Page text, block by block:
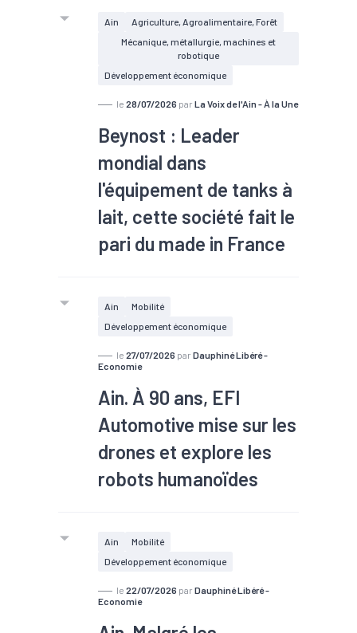
Ain
Agriculture, Agroalimentaire, Forêt
Mécanique, métallurgie, machines et
robotique
Développement économique
le 28/07/2026 par La Voix de l'Ain - À la Une
Beynost : Leader
mondial dans
l'équipement de tanks à
lait, cette société fait le
pari du made in France
Ain
Mobilité
Développement économique
le 27/07/2026 par Dauphiné Libéré -
Economie
Ain. À 90 ans, EFI
Automotive mise sur les
drones et explore les
robots humanoïdes
À Beynost, l’équipementier
fêter ses 90 ans. Un anniversaire mais
Ain
Mobilité
Développement économique
le 22/07/2026 par Dauphiné Libéré -
Economie